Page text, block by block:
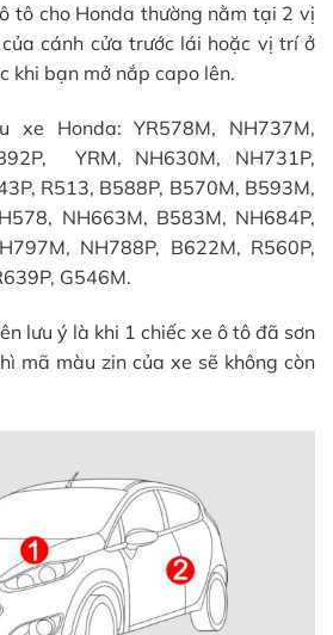
tô cho Honda thường nằm tại 2 vị
cánh cửa trước lái hoặc vị trí ở
khi bạn mở nắp capo lên.
Honda: YR578M, NH737M,
YRM, NH630M, NH731P,
R513, B588P, B570M, B593M,
NH663M, B583M, NH684P,
NH788P, B622M, R560P,
G546M.
lưu ý là khi 1 chiếc xe ô tô đã sơn
mã màu zin của xe sẽ không còn